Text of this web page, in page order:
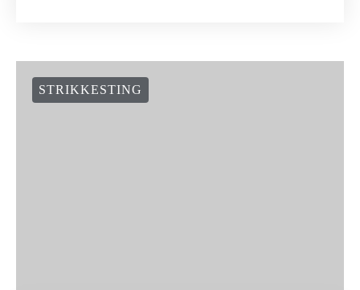
STRIKKESTING